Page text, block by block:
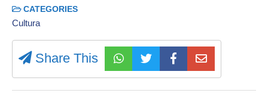
CATEGORIES
Cultura
Share This